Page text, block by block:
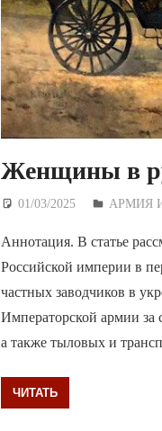
Женщины в
01/03/2025 АРМИЯ
Аннотация. В статье
Российской империи в
частных заводчиков в
Императорской армии за
а также тыловых и
ЧИТАТЬ